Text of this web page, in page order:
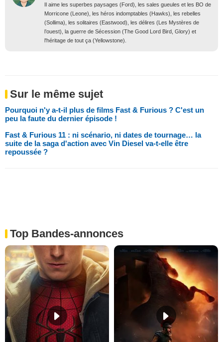
Il aime les superbes paysages (Ford), les sales gueules et les BO de
Morricone (Leone), les héros indomptables (Hawks), les rebelles
(Sollima), les solitaires (Eastwood), les délires (Les Mystères de
l’ouest), la guerre de Sécession (The Good Lord Bird, Glory) et
l'héritage de tout ça (Yellowstone).
Sur le même sujet
Pourquoi n'y a-t-il plus de films Fast & Furious ? C'est un
peu la faute du dernier épisode !
Fast & Furious 11 : ni scénario, ni dates de tournage… la
suite de la saga d'action avec Vin Diesel va-t-elle être
repoussée ?
Top Bandes-annonces